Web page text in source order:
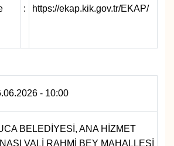
: https://ekap.kik.gov.tr/EKAP/
- 10:00
BELEDİYESİ, ANA HİZMET
VALİ RAHMİ BEY MAHALLESİ